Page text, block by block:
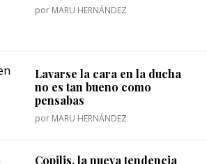
por MARU HERNÁNDEZ
Lavarse la cara en la ducha
no es tan bueno como
pensabas
por MARU HERNÁNDEZ
Copilis, la nueva tendencia